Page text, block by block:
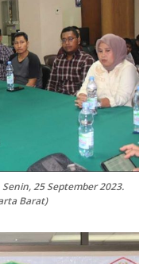
25 September 2023.
Barat)